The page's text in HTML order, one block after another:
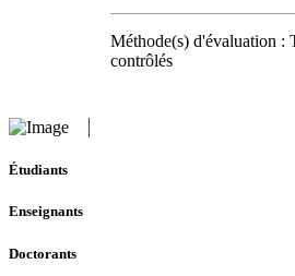
Méthode(s) d'évaluation :
contrôlés
Étudiants
Enseignants
Doctorants